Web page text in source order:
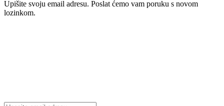
Upišite svoju email adresu. Poslat ćemo vam poruku s novom
lozinkom.